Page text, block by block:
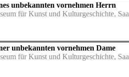
unbekannten vornehmen Herrn
für Kunst und Kulturgeschichte,
unbekannten vornehmen Dame
für Kunst und Kulturgeschichte,